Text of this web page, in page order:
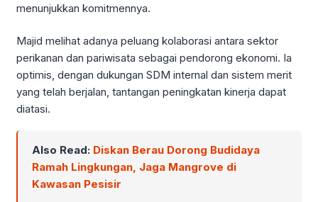
menunjukkan komitmennya.
Majid melihat adanya peluang kolaborasi antara sektor
perikanan dan pariwisata sebagai pendorong ekonomi. Ia
optimis, dengan dukungan SDM internal dan sistem merit
yang telah berjalan, tantangan peningkatan kinerja dapat
diatasi.
Also Read: Diskan Berau Dorong Budidaya
Ramah Lingkungan, Jaga Mangrove di
Kawasan Pesisir